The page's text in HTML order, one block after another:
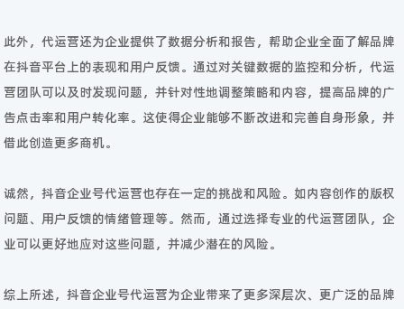
此外，代运营还为企业提供了数据分析和报告，帮助企业全面了解品牌
在抖音平台上的表现和用户反馈。通过对关键数据的监控和分析，代运
营团队可以及时发现问题，并针对性地调整策略和内容，提高品牌的广
告点击率和用户转化率。这使得企业能够不断改进和完善自身形象，并
借此创造更多商机。
诚然，抖音企业号代运营也存在一定的挑战和风险。如内容创作的版权
问题、用户反馈的情绪管理等。然而，通过选择专业的代运营团队，企
业可以更好地应对这些问题，并减少潜在的风险。
综上所述，抖音企业号代运营为企业带来了更多深层次、更广泛的品牌